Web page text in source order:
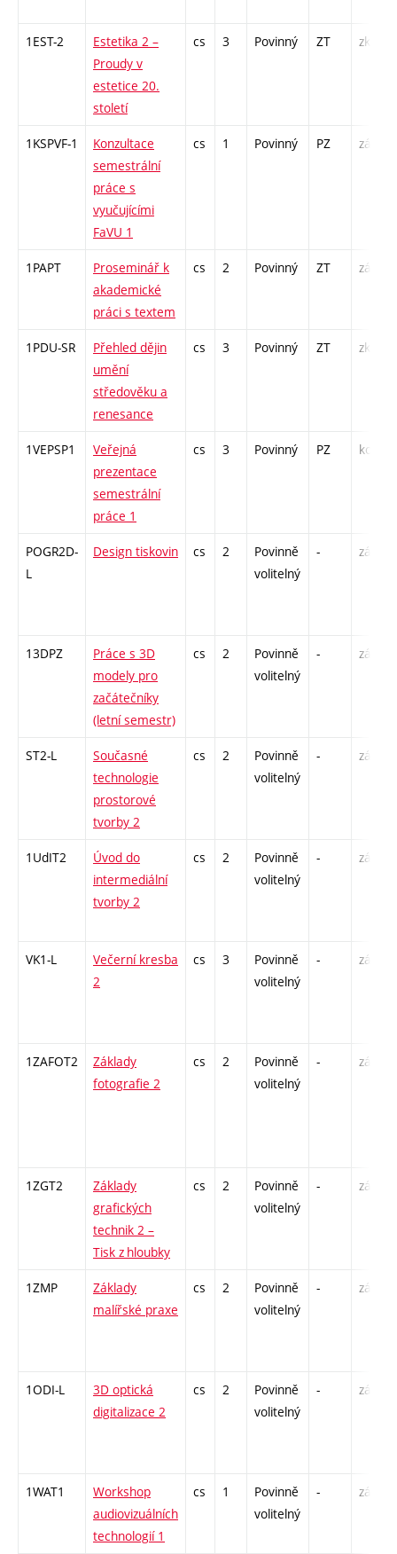
1EST-2
Estetika 2 –
Proudy v
estetice 20.
století
cs 3 Povinný ZT zk
1KSPVF-1
Konzultace
semestrální
práce s
vyučujícími
FaVU 1
cs 1 Povinný PZ zá
1PAPT
Proseminář k
akademické
práci s textem
cs 2 Povinný ZT zá
1PDU-SR
Přehled dějin
umění
středověku a
renesance
cs 3 Povinný ZT zk
1VEPSP1
Veřejná
prezentace
semestrální
práce 1
cs 3 Povinný PZ kol
POGR2D-
L
Design tiskovin cs 2
Povinně
volitelný
- zá
13DPZ
Práce s 3D
modely pro
začátečníky
(letní semestr)
cs 2
Povinně
volitelný
- zá
ST2-L
Současné
technologie
prostorové
tvorby 2
cs 2
Povinně
volitelný
- zá
1UdIT2
Úvod do
intermediální
tvorby 2
cs 2
Povinně
volitelný
- zá
VK1-L
Večerní kresba
2
cs 3
Povinně
volitelný
- zá,zk
1ZAFOT2
Základy
fotografie 2
cs 2
Povinně
volitelný
- zá
1ZGT2
Základy
grafických
technik 2 –
Tisk z hloubky
cs 2
Povinně
volitelný
- zá
1ZMP
Základy
malířské praxe
cs 2
Povinně
volitelný
- zá
1ODI-L
3D optická
digitalizace 2
cs 2
Povinně
volitelný
- zá
1WAT1
Workshop
audiovizuálních
technologií 1
cs 1
Povinně
volitelný
- zá